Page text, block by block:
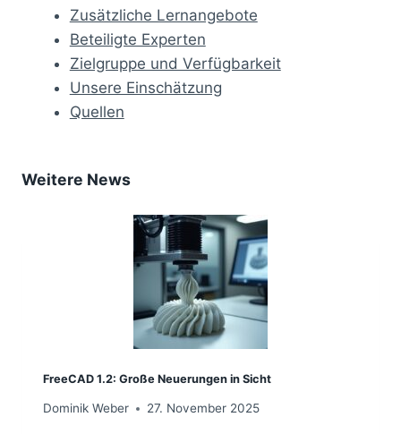
Zusätzliche Lernangebote
Beteiligte Experten
Zielgruppe und Verfügbarkeit
Unsere Einschätzung
Quellen
Weitere News
FreeCAD 1.2: Große Neuerungen in Sicht
Dominik Weber 27. November 2025